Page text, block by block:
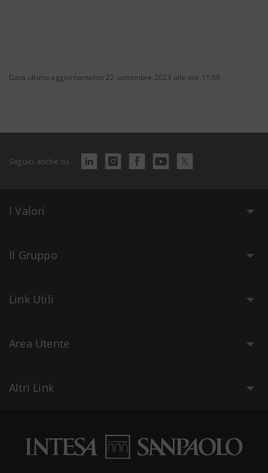
Data ultimo aggiornamento 22 settembre 2023 alle ore 11:50
Seguici anche su
I Valori
Il Gruppo
Link Utili
Area Utente
Altri Link